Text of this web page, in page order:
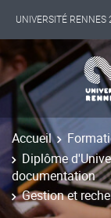
UNIVERSITÉ RENNES
INTERNATIONAL
LES NOUVELLES DE
Accueil
Diplôme
documentation
Gestion et